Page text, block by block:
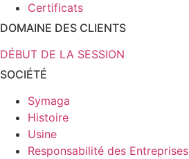
Certificats
DOMAINE DES CLIENTS
DÉBUT DE LA SESSION
SOCIÉTÉ
Symaga
Histoire
Usine
Responsabilité des Entreprises